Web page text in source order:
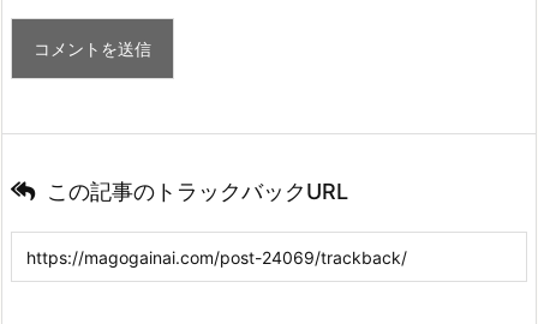
この記事のトラックバックURL